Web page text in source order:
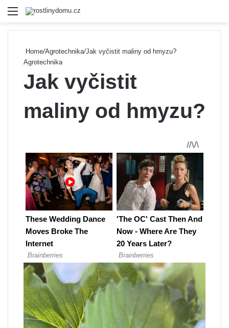
Menu
Home/Agrotechnika/Jak vyčistit maliny od hmyzu?
Agrotechnika
Jak vyčistit
maliny od hmyzu?